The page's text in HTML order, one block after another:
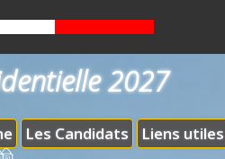
Les Candidats Liens utiles
2027